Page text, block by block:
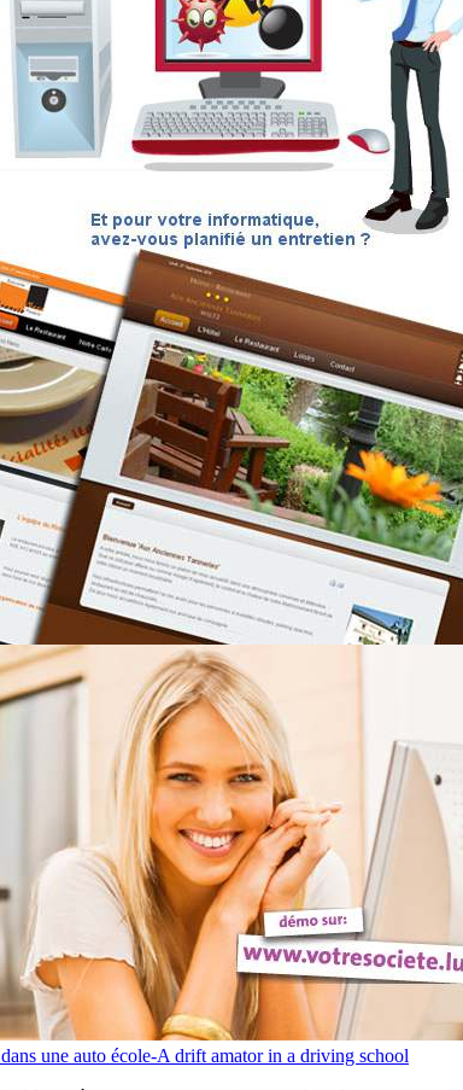
elle inspiré les créatifs de chez mercedes ? On peut
est sure, on ne pourra plus regarder une mercedes
have inspired creative people of mercedes?
we can no longer look at a mercedes without thinking
doute pour raviver, l'espace d'un instant, leur
ce jeune qui va vite se rappeler des blessures qu'il s'est
in one moment, their childhood memories. Indeed, the
soon remember the injuries he has done with this toy ...
de drift dans une auto